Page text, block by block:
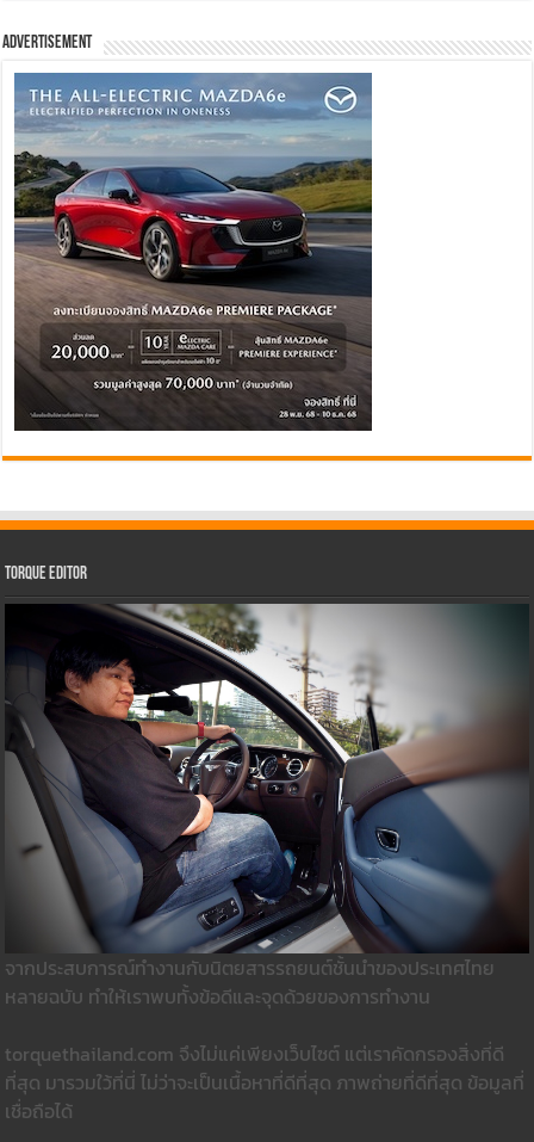
Advertisement
Torque Editor
จากประสบการณ์ทำงานกับนิตยสารรถยนต์ชั้นนำของประเทศไทย
หลายฉบับ ทำให้เราพบทั้งข้อดีและจุดด้วยของการทำงาน
torquethailand.com จึงไม่แค่เพียงเว็บไซต์ แต่เราคัดกรองสิ่งที่ดี
ที่สุด มารวมใว้ที่นี่ ไม่ว่าจะเป็นเนื้อหาที่ดีที่สุด ภาพถ่ายที่ดีที่สุด ข้อมูลที่
เชื่อถือได้